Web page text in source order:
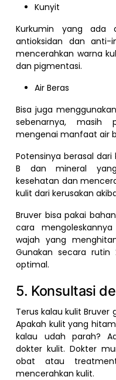
Kunyit
Kurkumin yang
antioksidan dan anti-
mencerahkan warna
dan pigmentasi.
Air Beras
Bisa juga
sebenarnya, masih
mengenai manfaat air
Potensinya berasal
B dan mineral
kesehatan dan
kulit dari kerusakan
Bruver bisa pakai
cara
wajah yang
Gunakan secara
optimal.
5. Konsultasi
Terus kalau kulit
Apakah kulit yang
kalau udah parah?
dokter kulit. Dokter
obat atau
mencerahkan kulit.